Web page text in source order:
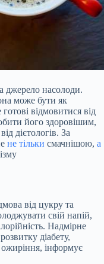
джерело насолоди.
може бути як
відмовитися від
його здоровішим,
дієтологів. За
не тільки смачнішою, а
від цукру та
свій напій,
Надмірне
діабету,
ожиріння, інформує